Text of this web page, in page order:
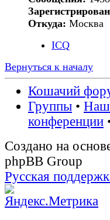
Откуда: Москва
ICQ
Вернуться к началу
Кошачий
Группы •
конференции
Создано на
phpBB Group
Русская